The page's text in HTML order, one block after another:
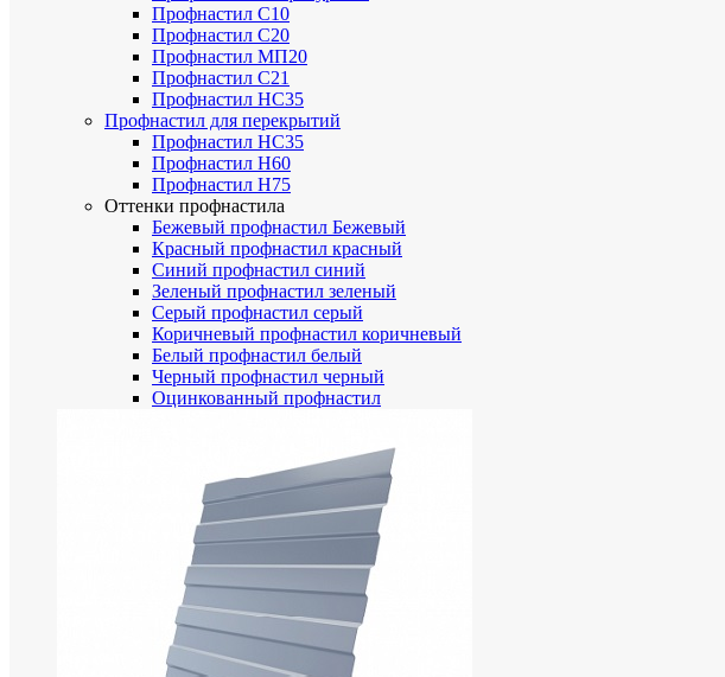
Профнастил С10
Профнастил С20
Профнастил МП20
Профнастил С21
Профнастил НС35
Профнастил для перекрытий
Профнастил НС35
Профнастил Н60
Профнастил Н75
Оттенки профнастила
Бежевый профнастил Бежевый
Красный профнастил красный
Синий профнастил синий
Зеленый профнастил зеленый
Серый профнастил серый
Коричневый профнастил коричневый
Белый профнастил белый
Черный профнастил черный
Оцинкованный профнастил